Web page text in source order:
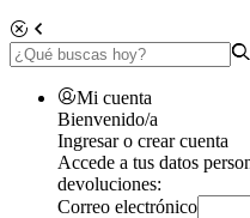
Mi cuenta
Bienvenido/a
Ingresar o crear cuenta
Accede a tus datos
devoluciones:
Correo electrónico